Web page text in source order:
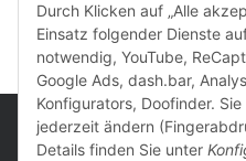
Durch Klicken auf „Alle
Einsatz folgender Dienste
notwendig, YouTube,
Google Ads, dash.bar,
Konfigurators, Doofinder.
jederzeit ändern
Details finden Sie unter